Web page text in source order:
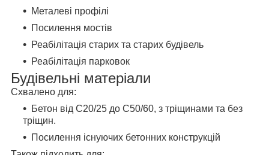
Металеві профілі
Посилення мостів
Реабілітація старих та старих будівель
Реабілітація парковок
Будівельні матеріали
Схвалено для:
Бетон від C20/25 до C50/60, з тріщинами та без
тріщин.
Посилення існуючих бетонних конструкцій